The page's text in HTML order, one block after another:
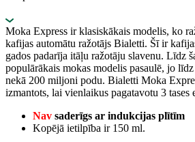
Moka Express ir klasiskākais modelis, ko
kafijas automātu ražotājs Bialetti. Šī ir
gados padarīja itāļu ražotāju slavenu. Līdz
populārākais mokas modelis pasaulē, jo
nekā 200 miljoni podu. Bialetti Moka
izmantots, lai vienlaikus pagatavotu 3 tases
Nav saderīgs ar indukcijas plītīm
Kopējā ietilpība ir 150 ml.